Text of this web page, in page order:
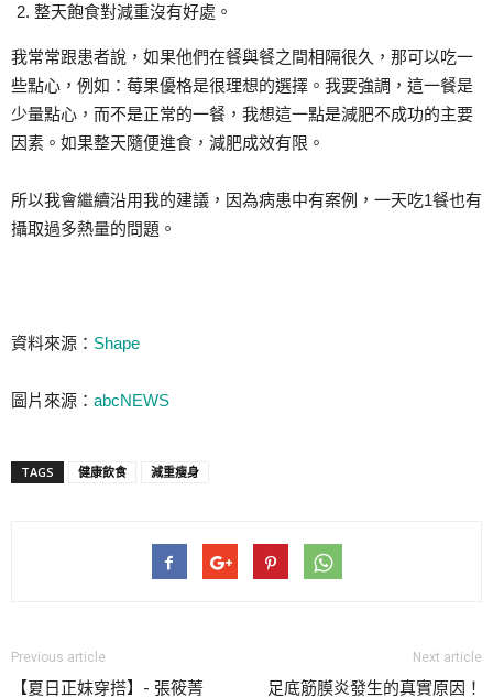
整天飽食對減重沒有好處。
我常常跟患者說，如果他們在餐與餐之間相隔很久，那可以吃一
些點心，例如：莓果優格是很理想的選擇。我要強調，這一餐是
少量點心，而不是正常的一餐，我想這一點是減肥不成功的主要
因素。如果整天隨便進食，減肥成效有限。
所以我會繼續沿用我的建議，因為病患中有案例，一天吃1餐也有
攝取過多熱量的問題。
資料來源： Shape
圖片來源： abcNEWS
TAGS 健康飲食 減重瘦身
Previous article
【夏日正妹穿搭】- 張筱菁
Next article
足底筋膜炎發生的真實原因！